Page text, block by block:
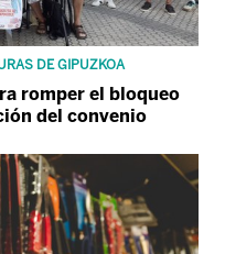
DE GIPUZKOA
romper el bloqueo
del convenio